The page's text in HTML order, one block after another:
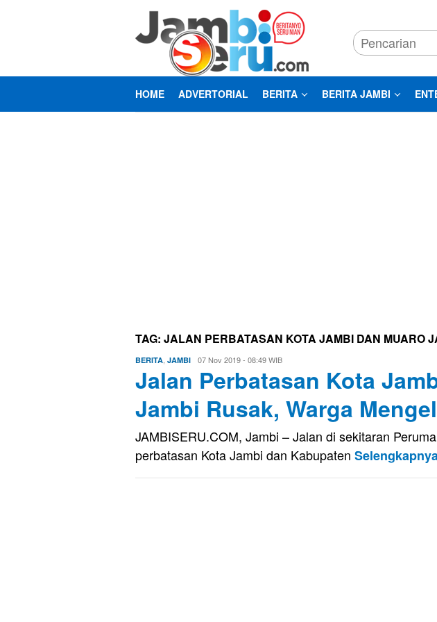
HOME ADVERTORIAL BERITA BERITA JAMBI
TAG: JALAN PERBATASAN KOTA JAMBI DAN MUARO
BERITA JAMBI Eri
Saputra
07 Nov 2019 - 08:49 WIB
Jalan Perbatasan Kota
Jambi Rusak, Warga
JAMBISERU.COM, Jambi – Jalan di sekitaran
perbatasan Kota Jambi dan Kabupaten